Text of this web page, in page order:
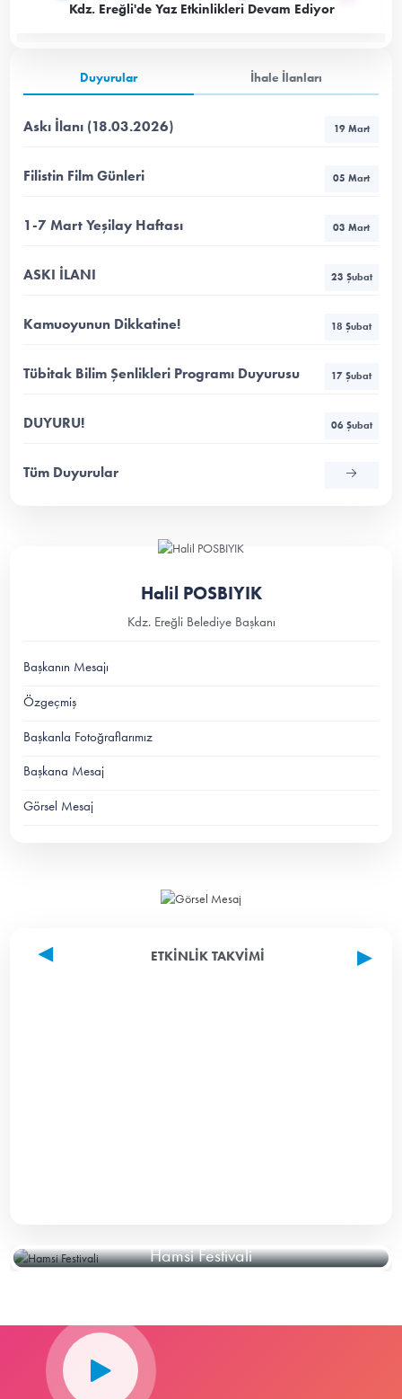
Kdz. Ereğli'de Yaz Etkinlikleri Devam Ediyor
Duyurular İhale İlanları
Askı İlanı (18.03.2026) 19 Mart
Filistin Film Günleri 05 Mart
1-7 Mart Yeşilay Haftası 03 Mart
ASKI İLANI 23 Şubat
Kamuoyunun Dikkatine! 18 Şubat
Tübitak Bilim Şenlikleri Programı Duyurusu 17 Şubat
DUYURU! 06 Şubat
Tüm Duyurular
Halil POSBIYIK
Kdz. Ereğli Belediye Başkanı
Başkanın Mesajı
Özgeçmiş
Başkanla Fotoğraflarımız
Başkana Mesaj
Görsel Mesaj
ETKINLIK TAKVIMI
Hamsi Festivali